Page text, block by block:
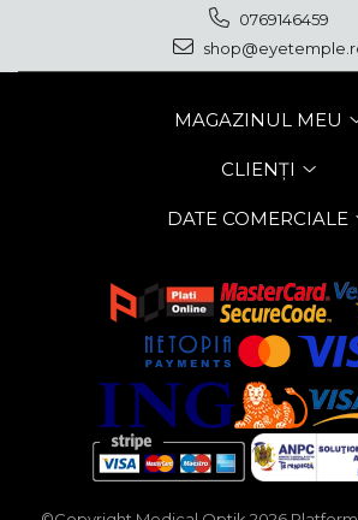
0769146459
MAGAZINUL MEU
CLIENȚI
DATE COMERCIALE